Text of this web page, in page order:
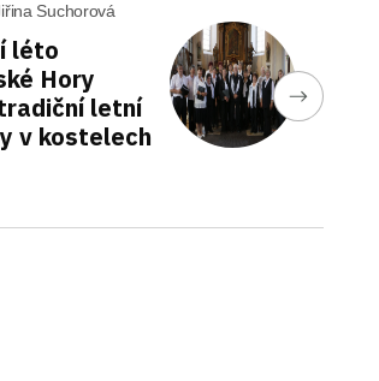
Suchorová
léto
Hory
letní
v kostelech